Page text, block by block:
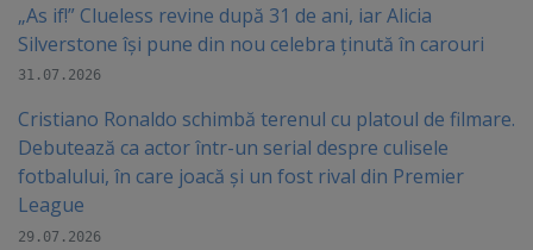
„As if!” Clueless revine după 31 de ani, iar Alicia
Silverstone își pune din nou celebra ținută în carouri
31.07.2026
Cristiano Ronaldo schimbă terenul cu platoul de filmare.
Debutează ca actor într-un serial despre culisele
fotbalului, în care joacă şi un fost rival din Premier
League
29.07.2026